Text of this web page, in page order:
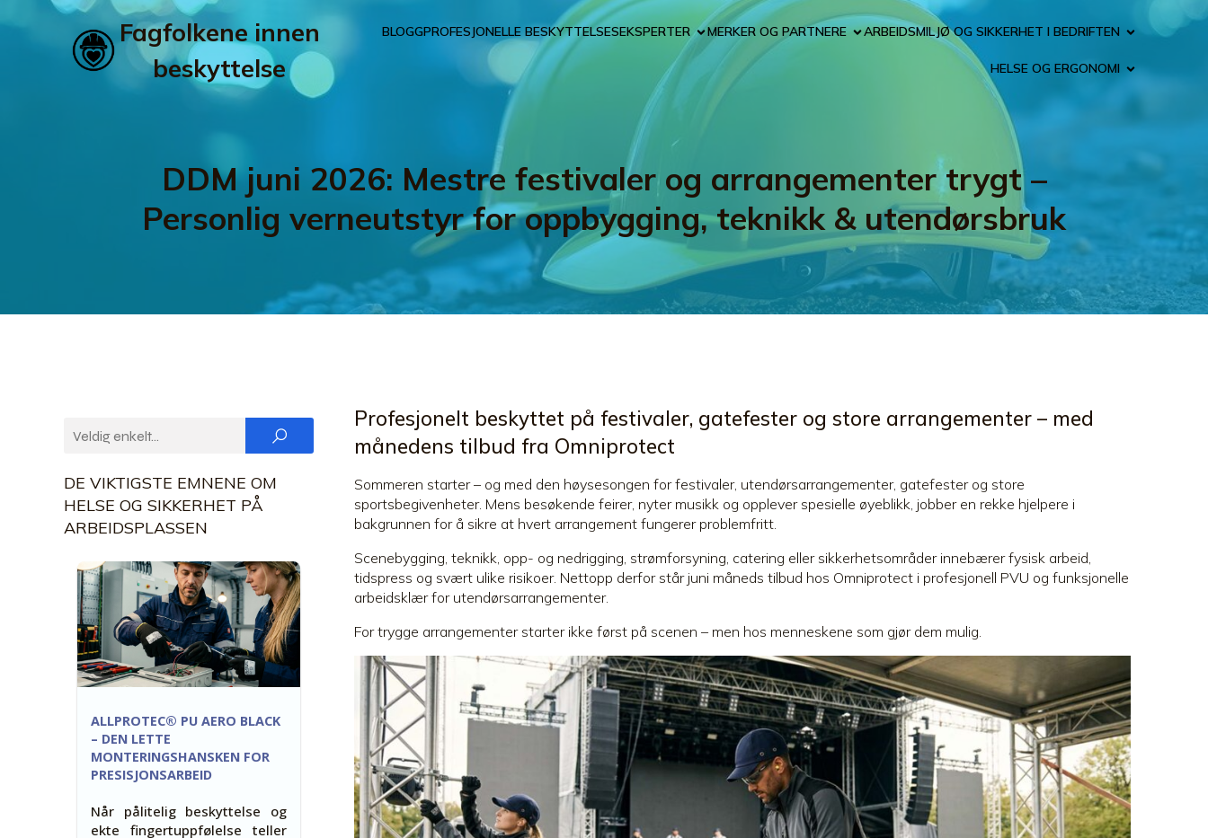
Fagfolkene innen
beskyttelse
BLOGGPROFESJONELLE BESKYTTELSESEKSPERTER MERKER OG PARTNERE ARBEIDSMILJØ OG SIKKERHET I BEDRIFTEN
HELSE OG ERGONOMI
DDM juni 2026: Mestre festivaler og arrangementer trygt –
Personlig verneutstyr for oppbygging, teknikk & utendørsbruk
DE VIKTIGSTE EMNENE OM
HELSE OG SIKKERHET PÅ
ARBEIDSPLASSEN
ALLPROTEC® PU AERO BLACK
– DEN LETTE
MONTERINGSHANSKEN FOR
PRESISJONSARBEID
Når pålitelig beskyttelse og
ekte fingertuppfølelse teller
Profesjonelt beskyttet på festivaler, gatefester og store arrangementer – med
månedens tilbud fra Omniprotect
Sommeren starter – og med den høysesongen for festivaler, utendørsarrangementer, gatefester og store
sportsbegivenheter. Mens besøkende feirer, nyter musikk og opplever spesielle øyeblikk, jobber en rekke hjelpere i
bakgrunnen for å sikre at hvert arrangement fungerer problemfritt.
Scenebygging, teknikk, opp- og nedrigging, strømforsyning, catering eller sikkerhetsområder innebærer fysisk arbeid,
tidspress og svært ulike risikoer. Nettopp derfor står juni måneds tilbud hos Omniprotect i profesjonell PVU og funksjonelle
arbeidsklær for utendørsarrangementer.
For trygge arrangementer starter ikke først på scenen – men hos menneskene som gjør dem mulig.